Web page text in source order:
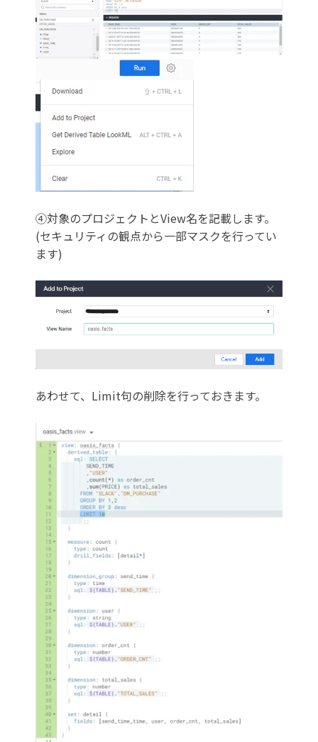
④対象のプロジェクトとView名を記載します。
(セキュリティの観点から一部マスクを行ってい
ます)
あわせて、Limit句の削除を行っておきます。